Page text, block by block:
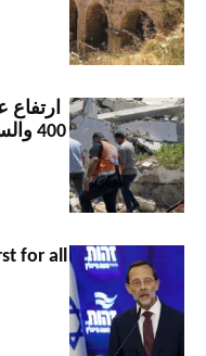
ارتفاع
400 والسعودية ترفض استقبال الجرحى
for all